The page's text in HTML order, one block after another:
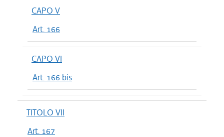
CAPO V
Art. 166
CAPO VI
Art. 166 bis
TITOLO VII
Art. 167